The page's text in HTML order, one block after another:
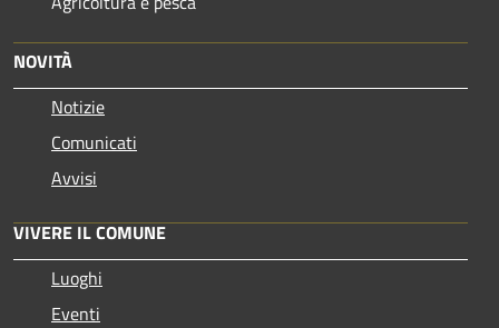
NOVITÀ
Notizie
Comunicati
Avvisi
VIVERE IL COMUNE
Luoghi
Eventi